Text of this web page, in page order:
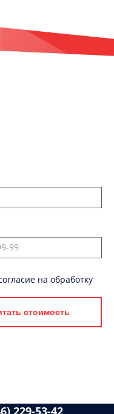
на обработку
стоимость
229-53-42